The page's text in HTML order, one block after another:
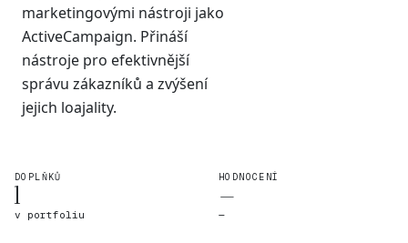
marketingovými nástroji jako
ActiveCampaign. Přináší
nástroje pro efektivnější
správu zákazníků a zvýšení
jejich loajality.
DOPLŇKŮ
1
v portfoliu
HODNOCENÍ
—
—